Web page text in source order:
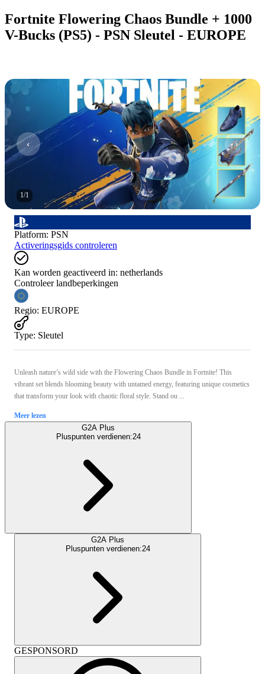
Fortnite Flowering Chaos Bundle + 1000
V-Bucks (PS5) - PSN Sleutel - EUROPE
1/1
Platform: PSN
Activeringsgids controleren
Kan worden geactiveerd in: netherlands
Controleer landbeperkingen
Regio: EUROPE
Type: Sleutel
Unleash nature’s wild side with the Flowering Chaos Bundle in Fortnite! This
vibrant set blends blooming beauty with untamed energy, featuring unique cosmetics
that transform your look with chaotic floral style. Stand ou ...
Meer lezen
G2A Plus
Pluspunten verdienen:24
G2A Plus
Pluspunten verdienen:24
GESPONSORD